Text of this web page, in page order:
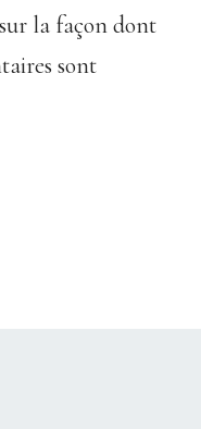
la façon dont
sont